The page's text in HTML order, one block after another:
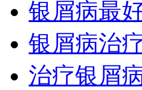
银屑病最
银屑病治
治疗银屑